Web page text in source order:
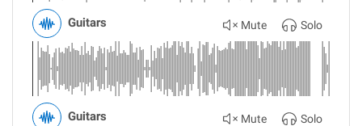
Guitars Mute Solo
Guitars Mute Solo